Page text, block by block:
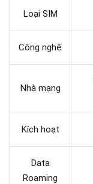
Loại SIM
Công nghệ
Nhà mạng
Kích hoạt
Data
Roaming